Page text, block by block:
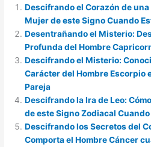
Descifrando el Corazón de una
Mujer de este Signo Cuando
Desentrañando el Misterio:
Profunda del Hombre
Descifrando el Misterio:
Carácter del Hombre Escorpio
Pareja
Descifrando la Ira de Leo:
de este Signo Zodiacal Cuando
Descifrando los Secretos del
Comporta el Hombre Cáncer